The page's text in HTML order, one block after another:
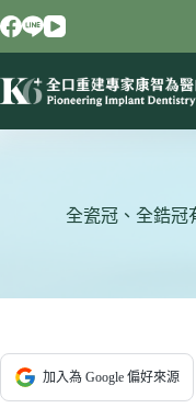
跳
至
要
全瓷冠、全鋯冠
加入為 Google 偏好來源